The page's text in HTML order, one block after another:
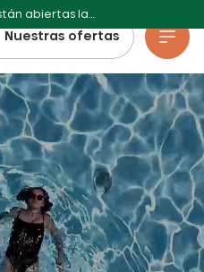
Nuestras ofertas